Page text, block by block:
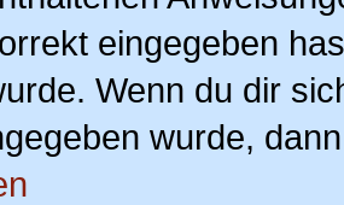
eingegeben
Wenn du dir
wurde,